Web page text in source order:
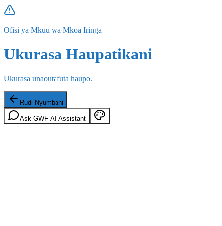
Ofisi ya Mkuu wa Mkoa Iringa
Ukurasa Haupatikani
Ukurasa unaoutafuta haupo.
Rudi Nyumbani
Ask GWF AI Assistant